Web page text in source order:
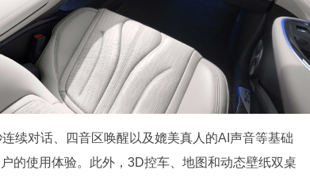
续对话、四音区唤醒以及媲美真人的AI声音等基础
的使用体验。此外，3D控车、地图和动态壁纸双桌